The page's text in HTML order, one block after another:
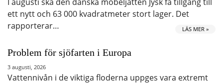
ett nytt och 63 000 kvadratmeter stort lager. Det
rapporterar…
LÄS MER »
Problem för sjöfarten i Europa
3 augusti, 2026
Vattennivån i de viktiga floderna uppges vara extremt